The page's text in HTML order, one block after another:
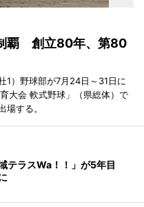
覇 創立80年、第80
1）野球部が7月24日～31日に
大会 軟式野球」（県総体）で
する。
テラスWa！！」が5年目